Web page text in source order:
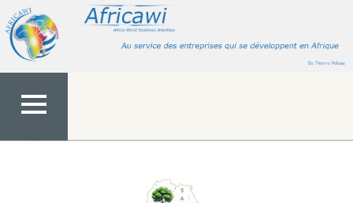
contenu
MENU